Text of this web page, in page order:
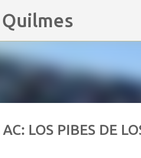
LOS PIBES DE